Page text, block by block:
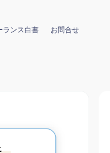
ランス白書 お問合せ